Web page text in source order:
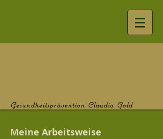
Gesundheitsprävention Claudia Gold
Meine Arbeitsweise